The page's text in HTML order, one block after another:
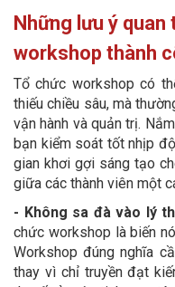
Những lưu ý
workshop thành
Tổ chức workshop có
thiếu chiều sâu, mà
vận hành và quản trị.
bạn kiểm soát tốt nhịp
gian khơi gợi sáng tạo
giữa các thành viên một
- Không sa đà vào lý
chức workshop là biến
Workshop đúng nghĩa
thay vì chỉ truyền đạt